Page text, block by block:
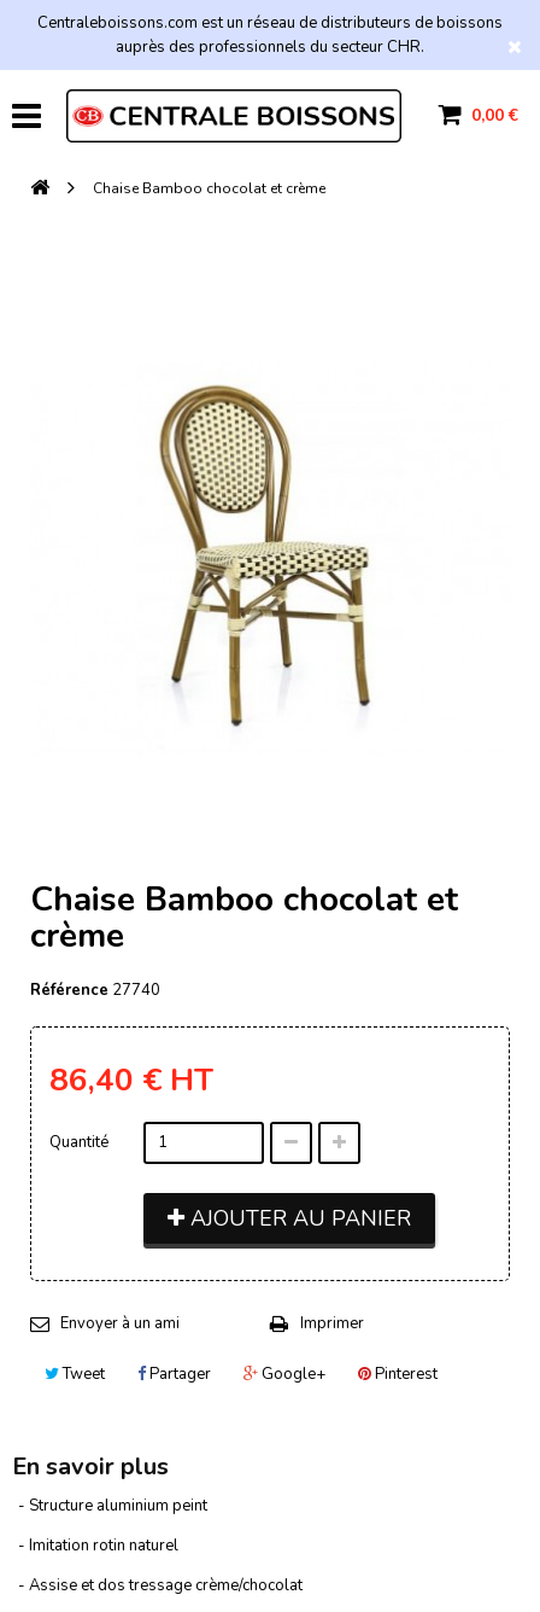
Centraleboissons.com est un réseau de distributeurs de boissons
auprès des professionnels du secteur CHR.
0,00 €
Chaise Bamboo chocolat et crème
Chaise Bamboo chocolat et
crème
Référence 27740
86,40 € HT
Quantité
AJOUTER AU PANIER
Envoyer à un ami Imprimer
Tweet Partager Google+ Pinterest
En savoir plus
- Structure aluminium peint
- Imitation rotin naturel
- Assise et dos tressage crème/chocolat